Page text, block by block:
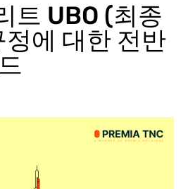
트 UBO (최종
에 대한 전반